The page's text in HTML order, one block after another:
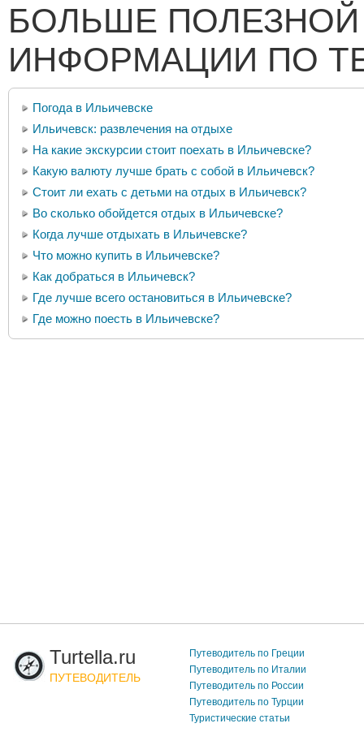
БОЛЬШЕ ПОЛЕЗНОЙ
ИНФОРМАЦИИ ПО
Погода в Ильичевске
Ильичевск: развлечения на отдыхе
На какие экскурсии стоит поехать в Ильичевске?
Какую валюту лучше брать с собой в Ильичевск?
Стоит ли ехать с детьми на отдых в Ильичевск?
Во сколько обойдется отдых в Ильичевске?
Когда лучше отдыхать в Ильичевске?
Что можно купить в Ильичевске?
Как добраться в Ильичевск?
Где лучше всего остановиться в Ильичевске?
Где можно поесть в Ильичевске?
Turtella.ru
ПУТЕВОДИТЕЛЬ
Путеводитель по Греции
Путеводитель по Италии
Путеводитель по России
Путеводитель по Турции
Туристические статьи